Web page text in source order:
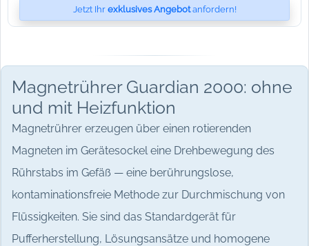
Magnetrührer Guardian 2000: ohne
und mit Heizfunktion
Magnetrührer erzeugen über einen rotierenden
Magneten im Gerätesockel eine Drehbewegung des
Rührstabs im Gefäß — eine berührungslose,
kontaminationsfreie Methode zur Durchmischung von
Flüssigkeiten. Sie sind das Standardgerät für
Pufferherstellung, Lösungsansätze und homogene
Jetzt Ihr exklusives Angebotanfordern!